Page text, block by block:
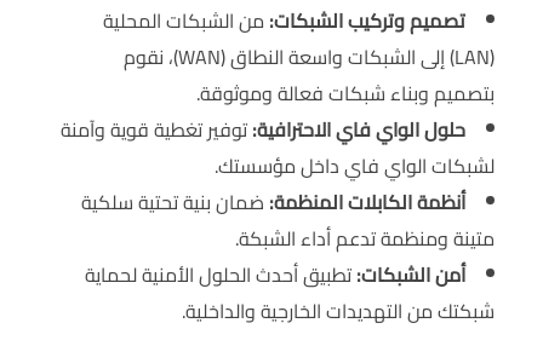
تصميم وتركيب الشبكات: من الشبكات المحلية
(LAN) إلى الشبكات واسعة النطاق (WAN)، نقوم
بتصميم وبناء شبكات فعالة وموثوقة.
حلول الواي فاي الاحترافية:توفير تغطية قوية وآمنة
لشبكات الواي فاي داخل مؤسستك.
أنظمة الكابلات المنظمة: ضمان بنية تحتية سلكية
متينة ومنظمة تدعم أداء الشبكة.
أمن الشبكات:تطبيق أحدث الحلول الأمنية لحماية
شبكتك من التهديدات الخارجية والداخلية.